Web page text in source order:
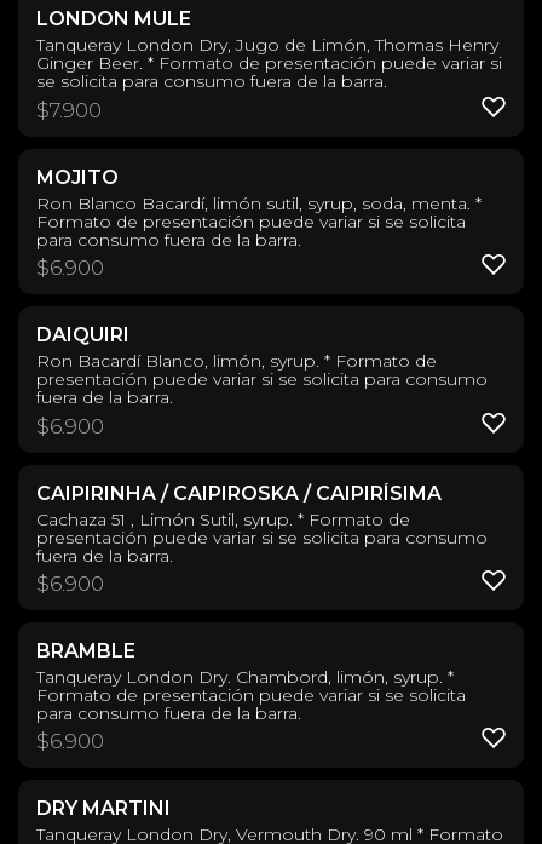
LONDON MULE
Tanqueray London Dry, Jugo de Limón, Thomas Henry
Ginger Beer. * Formato de presentación puede variar si
se solicita para consumo fuera de la barra.
$7.900
MOJITO
Ron Blanco Bacardí, limón sutil, syrup, soda, menta. *
Formato de presentación puede variar si se solicita
para consumo fuera de la barra.
$6.900
DAIQUIRI
Ron Bacardí Blanco, limón, syrup. * Formato de
presentación puede variar si se solicita para consumo
fuera de la barra.
$6.900
CAIPIRINHA / CAIPIROSKA / CAIPIRÍSIMA
Cachaza 51 , Limón Sutil, syrup. * Formato de
presentación puede variar si se solicita para consumo
fuera de la barra.
$6.900
BRAMBLE
Tanqueray London Dry. Chambord, limón, syrup. *
Formato de presentación puede variar si se solicita
para consumo fuera de la barra.
$6.900
DRY MARTINI
Tanqueray London Dry, Vermouth Dry. 90 ml * Formato